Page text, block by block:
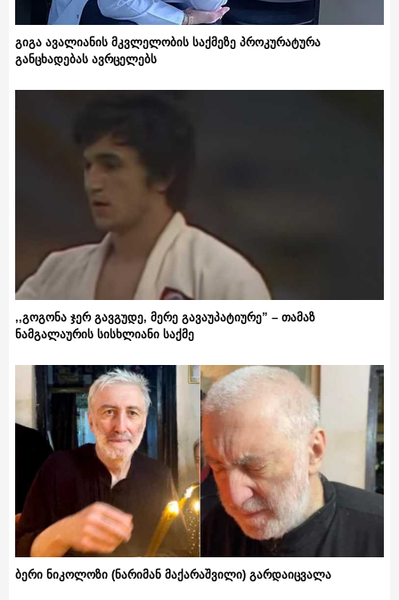
გიგა ავალიანის მკვლელობის საქმეზე პროკურატურა
განცხადებას ავრცელებს
,,გოგონა ჯერ გავგუდე, მერე გავაუპატიურე” – თამაზ
ნამგალაურის სისხლიანი საქმე
ბერი ნიკოლოზი (ნარიმან მაქარაშვილი) გარდაიცვალა